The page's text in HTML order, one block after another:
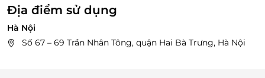
Địa điểm sử dụng
Hà Nội
Số 67 – 69 Trần Nhân Tông, quận Hai Bà Trưng, Hà Nội